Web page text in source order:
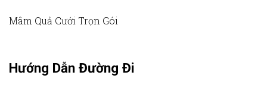
Mâm Quả Cưới Trọn Gói
Hướng Dẫn Đường Đi